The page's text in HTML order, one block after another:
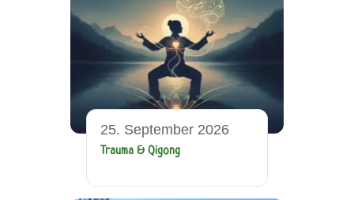
25. September 2026
Trauma & Qigong